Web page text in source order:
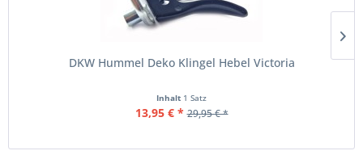
DKW Hummel Deko Klingel Hebel Victoria
Inhalt 1 Satz
13,95 € * 29,95 € *